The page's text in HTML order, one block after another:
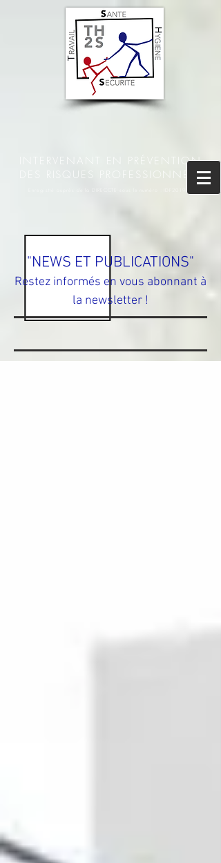
INTERVENANT EN PRÉVENTION
DES RISQUES PROFESSIONNELS
"NEWS ET PUBLICATIONS"
Restez informés en vous abonnant à
la newsletter !